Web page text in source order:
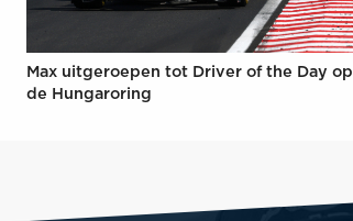
Max uitgeroepen tot Driver of the Day op
de Hungaroring